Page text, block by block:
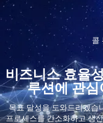
콜
비즈니스 효율
루션에 관
목표 달성을 도와드리겠습
프로세스를 간소화하고 생